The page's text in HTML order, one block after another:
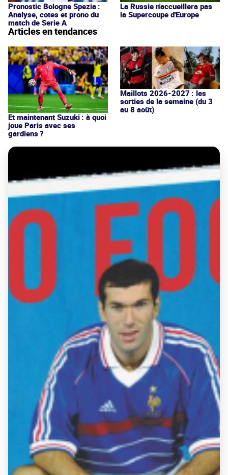
Pronostic Bologne Spezia :
Analyse, cotes et prono du
match de Serie A
La Russie n'accueillera pas
la Supercoupe d'Europe
Articles en tendances
Et maintenant Suzuki : à quoi
joue Paris avec ses
gardiens ?
Maillots 2026-2027 : les
sorties de la semaine (du 3
au 8 août)